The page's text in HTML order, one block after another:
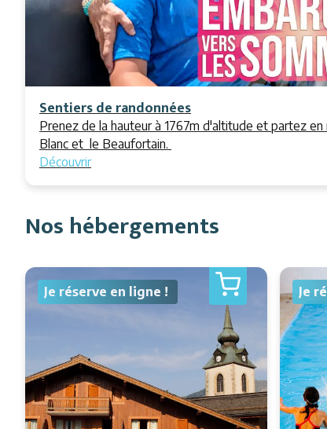
Sentiers de randonnées
Prenez de la hauteur à 1767m d'altitude et partez
Blanc et le Beaufortain.
Découvrir
Nos hébergements
Je réserve en ligne ! Je